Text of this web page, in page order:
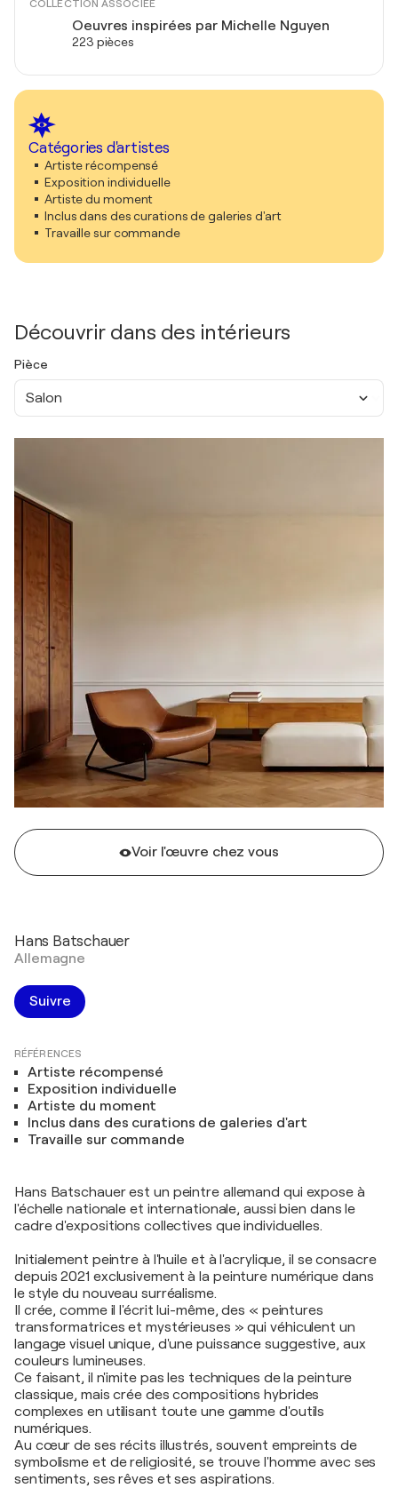
COLLECTION ASSOCIÉE
Oeuvres inspirées par Michelle Nguyen
223 pièces
Catégories d'artistes
Artiste récompensé
Exposition individuelle
Artiste du moment
Inclus dans des curations de galeries d'art
Travaille sur commande
Découvrir dans des intérieurs
Pièce
Salon
Voir l'œuvre chez vous
Hans Batschauer
Allemagne
Suivre
RÉFÉRENCES
Artiste récompensé
Exposition individuelle
Artiste du moment
Inclus dans des curations de galeries d'art
Travaille sur commande
Hans Batschauer est un peintre allemand qui expose à
l'échelle nationale et internationale, aussi bien dans le
cadre d'expositions collectives que individuelles.
Initialement peintre à l'huile et à l'acrylique, il se consacre
depuis 2021 exclusivement à la peinture numérique dans
le style du nouveau surréalisme.
Il crée, comme il l'écrit lui-même, des « peintures
transformatrices et mystérieuses » qui véhiculent un
langage visuel unique, d'une puissance suggestive, aux
couleurs lumineuses.
Ce faisant, il n'imite pas les techniques de la peinture
classique, mais crée des compositions hybrides
complexes en utilisant toute une gamme d'outils
numériques.
Au cœur de ses récits illustrés, souvent empreints de
symbolisme et de religiosité, se trouve l'homme avec ses
sentiments, ses rêves et ses aspirations.